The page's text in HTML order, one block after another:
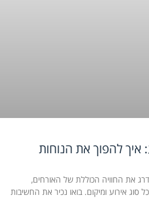
איך להפוך את הנוחות
את החוויה הכוללת של האורחים,
סוג אירוע ומיקום. בואו נכיר את החשיבות